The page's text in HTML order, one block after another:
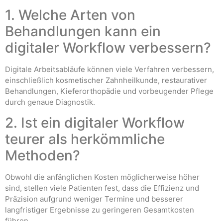
1. Welche Arten von
Behandlungen kann ein
digitaler Workflow verbessern?
Digitale Arbeitsabläufe können viele Verfahren verbessern,
einschließlich kosmetischer Zahnheilkunde, restaurativer
Behandlungen, Kieferorthopädie und vorbeugender Pflege
durch genaue Diagnostik.
2. Ist ein digitaler Workflow
teurer als herkömmliche
Methoden?
Obwohl die anfänglichen Kosten möglicherweise höher
sind, stellen viele Patienten fest, dass die Effizienz und
Präzision aufgrund weniger Termine und besserer
langfristiger Ergebnisse zu geringeren Gesamtkosten